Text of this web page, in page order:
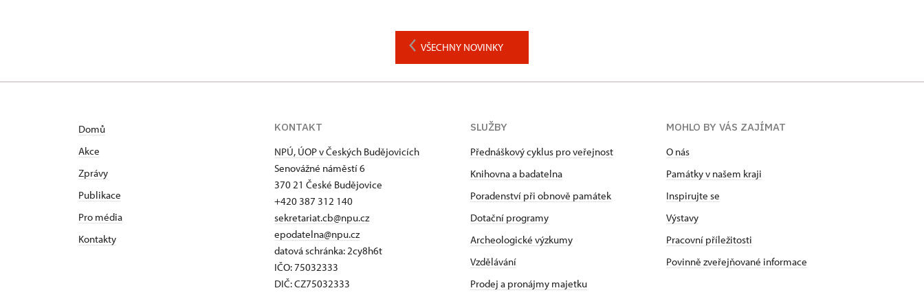
VŠECHNY NOVINKY
Domů
Akce
Zprávy
Publikace
Pro média
Kontakty
KONTAKT
NPÚ, ÚOP v Českých Budějovicích
Senovážné náměstí 6
370 21 České Budějovice
+420 387 312 140
sekretariat.cb@npu.cz
epodatelna@npu.cz
datová schránka: 2cy8h6t​
IČO: 75032333
DIČ: CZ75032333
SLUŽBY
Přednáškový cyklus pro veřejnost
Knihovna a badatelna
Poradenství při obnově památek
Dotační programy
Archeologické výzkumy
Vzdělávání
Prodej a pronájmy majetku
MOHLO BY VÁS ZAJÍMAT
O nás
Památky v našem kraji
Inspirujte se
Výstavy
Pracovní příležitosti
Povinně zveřejňované informace